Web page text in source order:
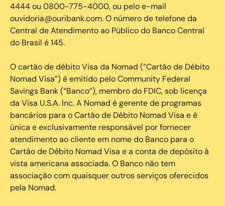
4444 ou 0800-775-4000, ou pelo e-mail
ouvidoria@ouribank.com. O número de telefone da
Central de Atendimento ao Público do Banco Central
do Brasil é 145.
O cartão de débito Visa da Nomad (“Cartão de Débito
Nomad Visa”) é emitido pelo Community Federal
Savings Bank (“Banco”), membro do FDIC, sob licença
da Visa U.S.A. Inc. A Nomad é gerente de programas
bancários para o Cartão de Débito Nomad Visa e é
única e exclusivamente responsável por fornecer
atendimento ao cliente em nome do Banco para o
Cartão de Débito Nomad Visa e a conta de depósito à
vista americana associada. O Banco não tem
associação com quaisquer outros serviços oferecidos
pela Nomad.